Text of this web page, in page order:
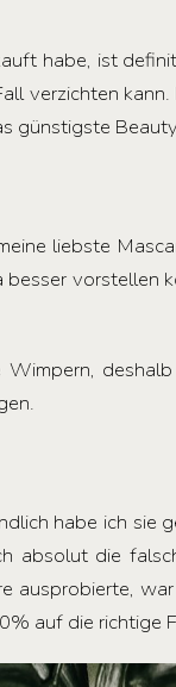
habe, ist
verzichten
günstigste
liebste
vorstellen
habe ich sie
absolut die
ausprobierte,
auf die richtige